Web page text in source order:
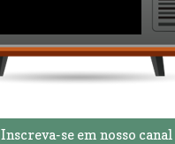
Inscreva-se em nosso canal